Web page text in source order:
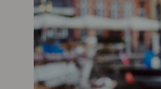
Kokeilutarjous
Ainstain
KIRJAUDU